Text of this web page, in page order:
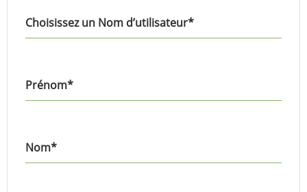
Choisissez un Nom d’utilisateur*
Prénom*
Nom*